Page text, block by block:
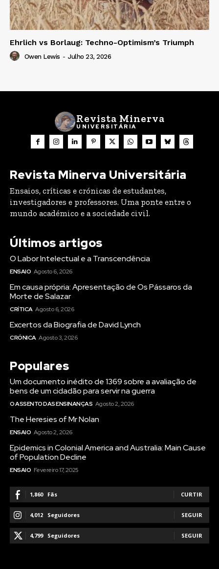
Ehrlich vs Borlaug: Techno-Optimism’s Triumph
Owen Lewis - Julho 23, 2026
Revista Minerva
UNIVERSITÁRIA
Revista Minerva Universitária
Ensaios, críticas e crónicas de estudantes,
investigadores e professores. Uma ponte entre o
mundo académico e a sociedade civil.
Últimos artigos
O Labor Intelectual e a Transcendência
ENSAIO Agosto 6, 2026
Em causa própria: Apresentação de Os Pássaros da
Morte de Salazar
CRÍTICA Agosto 6, 2026
Excertos da Biografia de David Lynch
CRÓNICA Agosto 3, 2026
Populares
Um documento inédito de 1369 sobre a avaliação de
bens de um cidadão para servir na guerra
O ASSENTO DAS ENSINANÇAS Agosto 2, 2026
The Heresies of Mr Nolan
ENSAIO Agosto 2, 2026
Epidemics in Colonial America and Australia: Main Cause
of Population Decline
ENSAIO Fevereiro 17, 2025
1,860 Fãs CURTIR
4,012 Seguidores SEGUIR
4,799 Seguidores SEGUIR